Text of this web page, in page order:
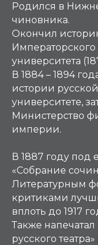
Родился в
чиновника.
Окончил
Императорского
университета
В 1884 – 1894
истории
университете,
Министерство
империи.
В 1887 году под
«Собрание
Литературным
критиками
вплоть до 1917
Также
русского